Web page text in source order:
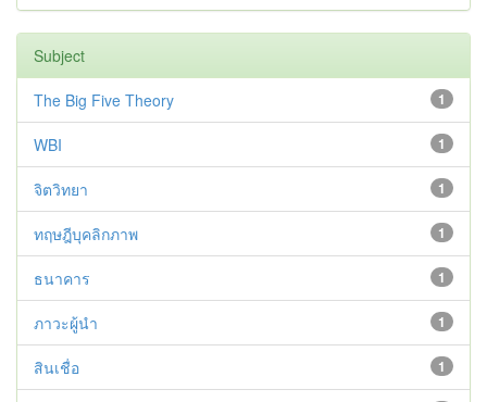
Subject
1
The Big Five Theory
1
WBI
1
จิตวิทยา
1
ทฤษฎีบุคลิกภาพ
1
ธนาคาร
1
ภาวะผู้นำ
1
สินเชื่อ